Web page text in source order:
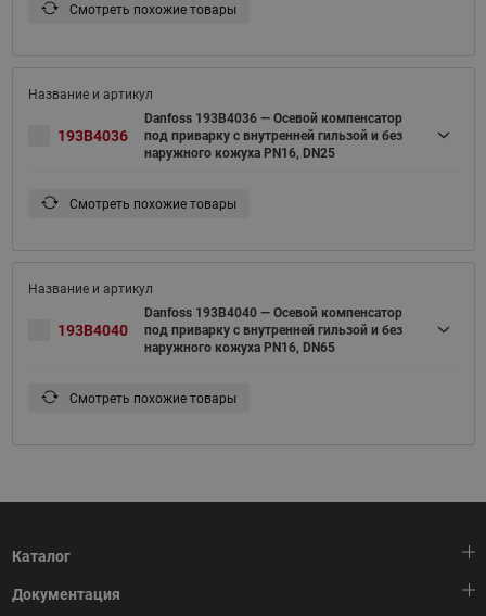
Смотреть похожие товары
193B4036
Danfoss 193B4036 — Осевой компенсатор
под приварку c внутренней гильзой и без
наружного кожуха PN16, DN25
Смотреть похожие товары
193B4040
Danfoss 193B4040 — Осевой компенсатор
под приварку c внутренней гильзой и без
наружного кожуха PN16, DN65
Смотреть похожие товары
Каталог
Тепловая автоматика
Документация